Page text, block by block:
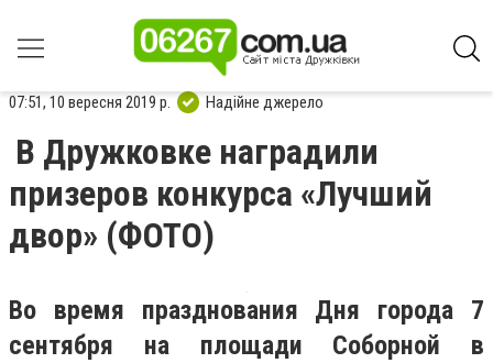
07:51, 10 вересня 2019 р. Надійне джерело
В Дружковке наградили
призеров конкурса «Лучший
двор» (ФОТО)
Во время празднования Дня города 7
сентября на площади Соборной в